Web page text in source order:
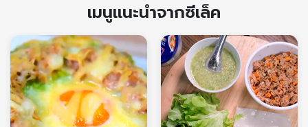
เมนูแนะนำจากซีเล็ค